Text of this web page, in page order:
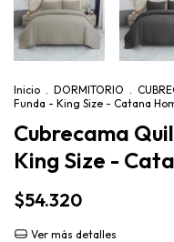
Inicio DORMITORIO
Funda - King Size - Catana
Cubrecama
King Size -
$54.320
Ver más detalles